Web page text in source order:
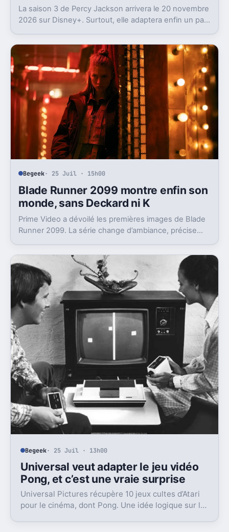
La saison 3 de Percy Jackson arrivera le 20 novembre
2026 sur Disney+. Surtout, elle adaptera enfin un pan
Begeek· 25 Juil · 15h00
Blade Runner 2099 montre enfin son
monde, sans Deckard ni K
Prime Video a dévoilé les premières images de Blade
Runner 2099. La série change d’ambiance, précise
Begeek· 25 Juil · 13h00
Universal veut adapter le jeu vidéo
Pong, et c’est une vraie surprise
Universal Pictures récupère 10 jeux cultes d’Atari
pour le cinéma, dont Pong. Une idée logique sur le